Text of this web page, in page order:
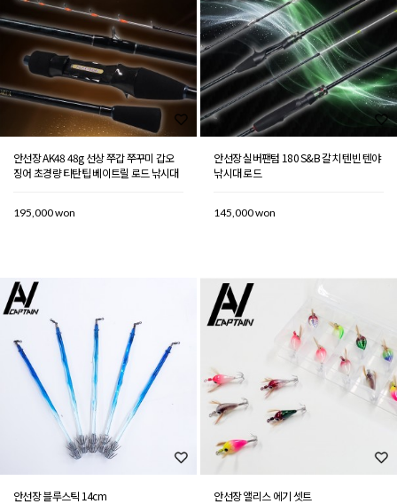
안선장 AK48 48g 선상 쭈갑 쭈꾸미 갑오
징어 초경량 티탄팁 베이트릴 로드 낚시대
195,000 won
안선장 실버팬텀 180 S&B 갈치 텐빈 텐야
낚시대 로드
145,000 won
안선장 블루스틱 14cm 안선장 앨리스 에기 셋트